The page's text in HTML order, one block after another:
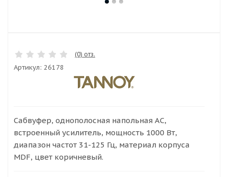
(0) отз.
Артикул: 26178
Сабвуфер, однополосная напольная АС,
встроенный усилитель, мощность 1000 Вт,
диапазон частот 31-125 Гц, материал корпуса
MDF, цвет коричневый.